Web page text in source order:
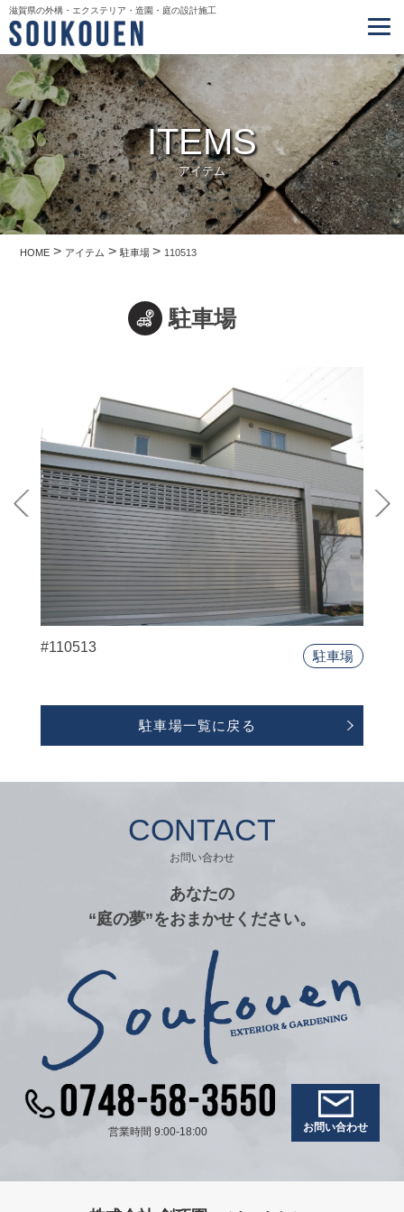
滋賀県の外構・エクステリア・造園・庭の設計施工
ITEMS
アイテム
HOME > アイテム >駐車場> 110513
駐車場
#110513
駐車場
駐車場一覧に戻る
CONTACT
お問い合わせ
あなたの
“庭の夢”をおまかせください。
営業時間 9:00-18:00 お問い合わせ